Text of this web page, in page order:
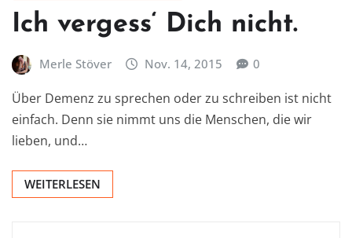
Ich vergess‘ Dich nicht.
Merle Stöver Nov. 14, 2015 0
Über Demenz zu sprechen oder zu schreiben ist nicht
einfach. Denn sie nimmt uns die Menschen, die wir
lieben, und…
WEITERLESEN